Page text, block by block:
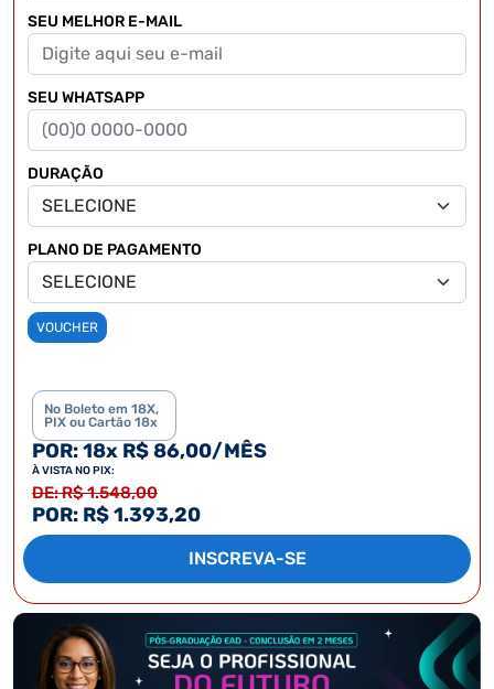
SEU MELHOR E-MAIL
SEU WHATSAPP
DURAÇÃO
PLANO DE PAGAMENTO
VOUCHER
No Boleto em 18X,
PIX ou Cartão 18x
POR: 18x R$ 86,00/MÊS
À VISTA NO PIX:
DE: R$ 1.548,00
POR: R$ 1.393,20
INSCREVA-SE